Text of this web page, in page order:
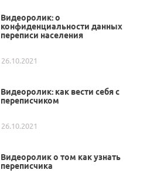
Видеоролик: о
конфиденциальности данных
переписи населения
26.10.2021
Видеоролик: как вести себя с
переписчиком
26.10.2021
Видеоролик о том как узнать
переписчика